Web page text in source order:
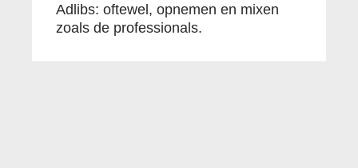
Adlibs: oftewel, opnemen en mixen
zoals de professionals.